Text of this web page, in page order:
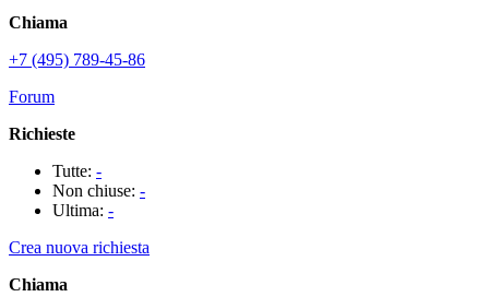
Chiama
+7 (495) 789-45-86
Forum
Richieste
Tutte: -
Non chiuse: -
Ultima: -
Crea nuova richiesta
Chiama